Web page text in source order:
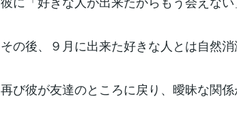
その後、９月に出来た好きな人とは自然消
再び彼が友達のところに戻り、曖昧な関係